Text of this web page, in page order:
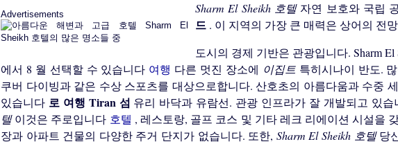
Advertisements Sharm El Sheikh 호텔 자연 보호와 국립
드 . 이 지역의 가장 큰 매력은 상어의 전
도시의 경제 기반은 관광입니다. Sharm
에서 8 월 선택할 수 있습니다 여행 다른 멋진 장소에 이집트 특히시나이 반도.
쿠버 다이빙과 같은 수상 스포츠를 대상으로합니다. 산호초의 아름다움과 수중
있습니다 로 여행 Tiran 섬 유리 바닥과 유람선. 관광 인프라가 잘 개발되고 있
텔이것은 주로입니다 호텔 , 레스토랑, 골프 코스 및 기타 레크 리에이션 시설을
장과 아파트 건물의 다양한 주거 단지가 없습니다. 또한, Sharm El Sheikh 호텔당